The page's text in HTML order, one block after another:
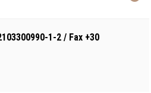
1-2 / Fax +30